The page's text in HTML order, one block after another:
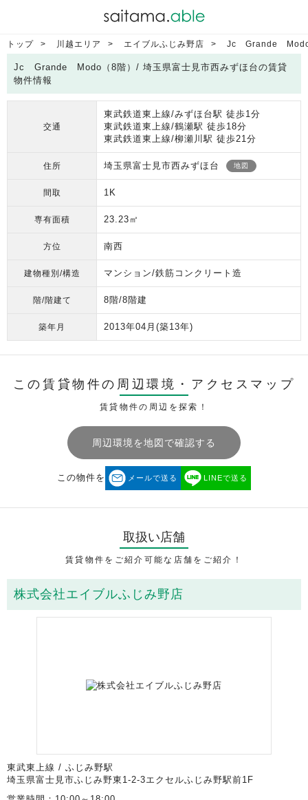
トップ 川越エリア エイブルふじみ野店 Jc Grande Modo
Jc Grande Modo（8階）/ 埼玉県富士見市西みずほ台の賃貸
物件情報
交通
東武鉄道東上線/みずほ台駅 徒歩1分
東武鉄道東上線/鶴瀬駅 徒歩18分
東武鉄道東上線/柳瀬川駅 徒歩21分
住所 埼玉県富士見市西みずほ台 地図
間取 1K
専有面積 23.23㎡
方位 南西
建物種別/構造 マンション/鉄筋コンクリート造
階/階建て 8階/8階建
築年月 2013年04月 (築13年)
この賃貸物件の周辺環境・ アクセスマップ
賃貸物件の周辺を探索！
周辺環境を地図で確認する
この物件を メールで送る LINEで送る
取扱い店舗
賃貸物件をご紹介可能な店舗をご紹介！
株式会社エイブルふじみ野店
東武東上線 / ふじみ野駅
埼玉県富士見市ふじみ野東1-2-3エクセルふじみ野駅前1F